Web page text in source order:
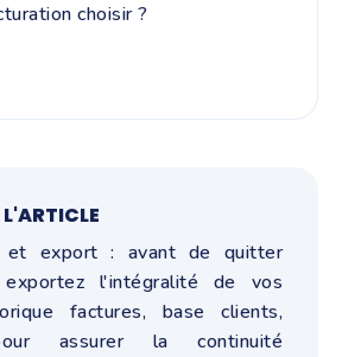
choisir ?
L'ARTICLE
et export : avant de quitter
l'intégralité de vos
factures, base clients,
assurer la continuité